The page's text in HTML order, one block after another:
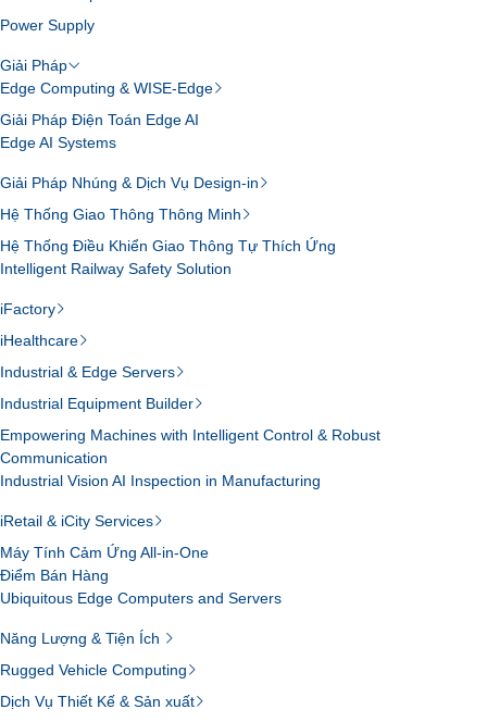
Power Supply
Giải Pháp
Edge Computing & WISE-Edge
Giải Pháp Điện Toán Edge AI
Edge AI Systems
Giải Pháp Nhúng & Dịch Vụ Design-in
Hệ Thống Giao Thông Thông Minh
Hệ Thống Điều Khiển Giao Thông Tự Thích Ứng
Intelligent Railway Safety Solution
iFactory
iHealthcare
Industrial & Edge Servers
Industrial Equipment Builder
Empowering Machines with Intelligent Control & Robust
Communication
Industrial Vision AI Inspection in Manufacturing
iRetail & iCity Services
Máy Tính Cảm Ứng All-in-One
Điểm Bán Hàng
Ubiquitous Edge Computers and Servers
Năng Lượng & Tiện Ích
Rugged Vehicle Computing
Dịch Vụ Thiết Kế & Sản xuất